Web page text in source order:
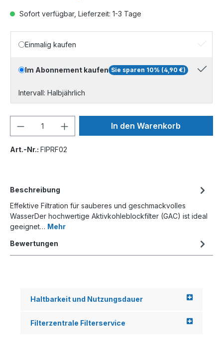
Sofort verfügbar, Lieferzeit: 1-3 Tage
Einmalig kaufen
Im Abonnement kaufen Sie sparen 10% (4,90 €)
Intervall: Halbjährlich
In den Warenkorb
Art.-Nr.: FIPRF02
Beschreibung
Effektive Filtration für sauberes und geschmackvolles
WasserDer hochwertige Aktivkohleblockfilter (GAC) ist ideal
geeignet… Mehr
Bewertungen
Haltbarkeit und Nutzungsdauer
Filterzentrale Filterservice